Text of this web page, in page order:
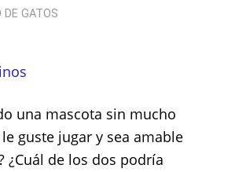
GATOS
una mascota sin mucho
guste jugar y sea amable
¿Cuál de los dos podría